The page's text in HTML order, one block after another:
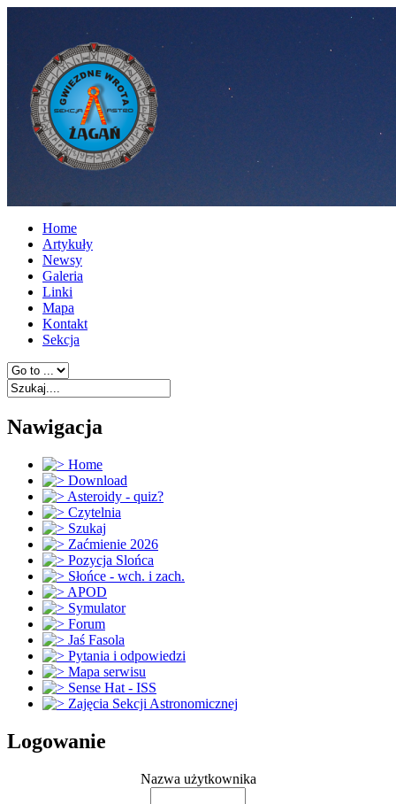
Home
Artykuły
Newsy
Galeria
Linki
Mapa
Kontakt
Sekcja
Nawigacja
Home
Download
Asteroidy - quiz?
Czytelnia
Szukaj
Zaćmienie 2026
Pozycja Slońca
Słońce - wch. i zach.
APOD
Symulator
Forum
Jaś Fasola
Pytania i odpowiedzi
Mapa serwisu
Sense Hat - ISS
Zajęcia Sekcji Astronomicznej
Logowanie
Nazwa użytkownika